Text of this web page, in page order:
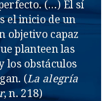
(…) El sí
el inicio de un
objetivo capaz
planteen las
los obstáculos
(La alegría
, n. 218)